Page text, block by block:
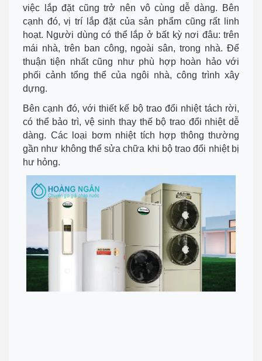
việc lắp đặt cũng trở nên vô cùng dễ dàng. Bên
cạnh đó, vị trí lắp đặt của sản phẩm cũng rất linh
hoạt. Người dùng có thể lắp ở bất kỳ nơi đâu: trên
mái nhà, trên ban công, ngoài sân, trong nhà. Để
thuận tiện nhất cũng như phù hợp hoàn hảo với
phối cảnh tổng thể của ngôi nhà, công trình xây
dựng.
Bên cạnh đó, với thiết kế bộ trao đổi nhiệt tách rời,
có thể bảo trì, vệ sinh thay thế bộ trao đổi nhiệt dễ
dàng. Các loại bơm nhiệt tích hợp thông thường
gần như không thể sửa chữa khi bộ trao đổi nhiệt bị
hư hỏng.